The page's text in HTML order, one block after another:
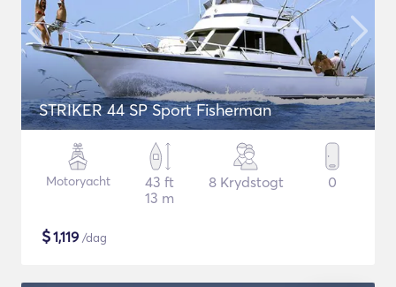
STRIKER 44 SP Sport Fisherman
Motoryacht
43 ft
13 m
8 Krydstogt 0
$1,119 /dag